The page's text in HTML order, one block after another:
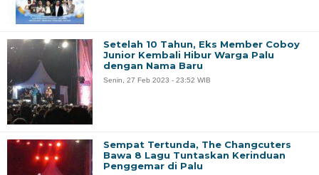
Setelah 10 Tahun, Eks Member Coboy
Junior Kembali Hibur Warga Palu
dengan Nama Baru
Senin, 27 Feb 2023 - 23:52 WIB
Sempat Tertunda, The Changcuters
Bawa 8 Lagu Tuntaskan Kerinduan
Penggemar di Palu